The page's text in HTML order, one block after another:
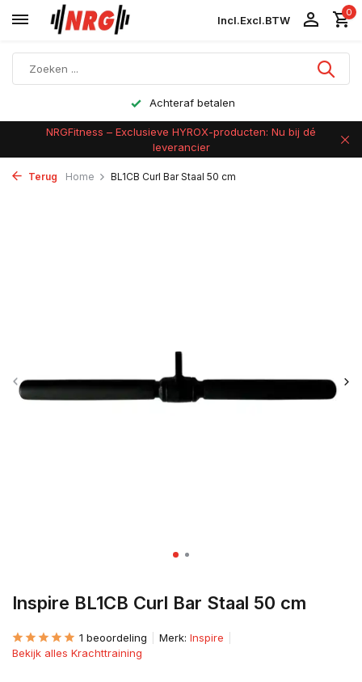
Incl.Excl.BTW
0
Achteraf betalen
NRGFitness – Exclusieve HYROX-producten: Nu bij dé
leverancier
Terug Home BL1CB Curl Bar Staal 50 cm
Inspire BL1CB Curl Bar Staal 50 cm
1 beoordeling Merk: Inspire
Bekijk alles Krachttraining